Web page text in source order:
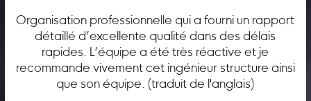
Organisation professionnelle qui a fourni un rapport
détaillé d’excellente qualité dans des délais
rapides. L’équipe a été très réactive et je
recommande vivement cet ingénieur structure ainsi
que son équipe. (traduit de l'anglais)